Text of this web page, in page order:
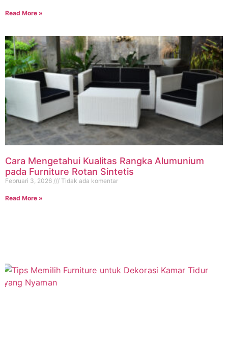
Read More »
Cara Mengetahui Kualitas Rangka Alumunium
pada Furniture Rotan Sintetis
Februari 3, 2026 Tidak ada komentar
Read More »